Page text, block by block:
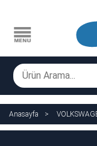
Anasayfa